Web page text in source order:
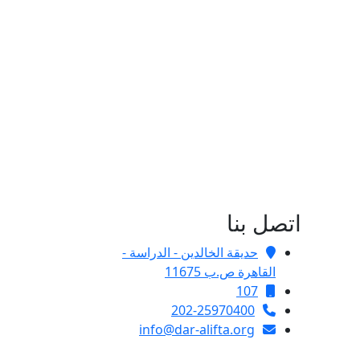
اتصل بنا
حديقة الخالدين - الدراسة -
القاهرة ص.ب 11675
107
202-25970400
info@dar-alifta.org